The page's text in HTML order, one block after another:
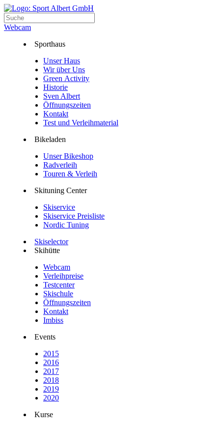
Webcam
Sporthaus
Unser Haus
Wir über Uns
Green Activity
Historie
Sven Albert
Öffnungszeiten
Kontakt
Test und Verleihmaterial
Bikeladen
Unser Bikeshop
Radverleih
Touren & Verleih
Skituning Center
Skiservice
Skiservice Preisliste
Nordic Tuning
Skiselector
Skihütte
Webcam
Verleihpreise
Testcenter
Skischule
Öffnungszeiten
Kontakt
Imbiss
Events
2015
2016
2017
2018
2019
2020
Kurse